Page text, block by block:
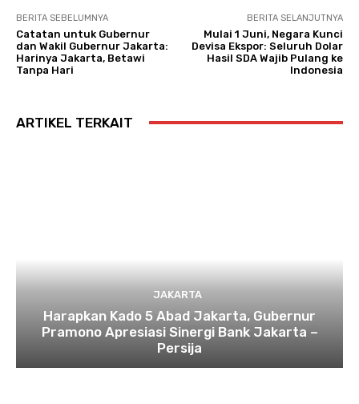
BERITA SEBELUMNYA
Catatan untuk Gubernur
dan Wakil Gubernur Jakarta:
Harinya Jakarta, Betawi
Tanpa Hari
BERITA SELANJUTNYA
Mulai 1 Juni, Negara Kunci
Devisa Ekspor: Seluruh Dolar
Hasil SDA Wajib Pulang ke
Indonesia
ARTIKEL TERKAIT
JAKARTA
Harapkan Kado 5 Abad Jakarta, Gubernur
Pramono Apresiasi Sinergi Bank Jakarta –
Persija